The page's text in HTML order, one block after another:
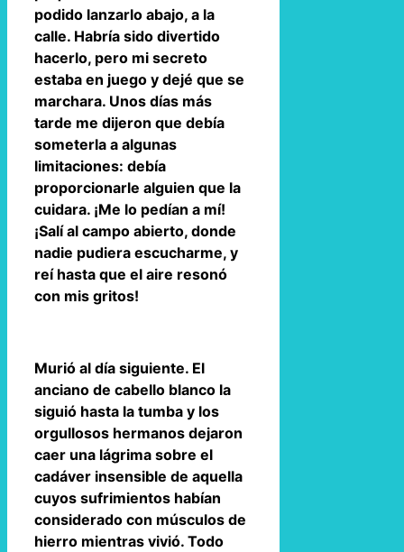
podido lanzarlo abajo, a la
calle. Habría sido divertido
hacerlo, pero mi secreto
estaba en juego y dejé que se
marchara. Unos días más
tarde me dijeron que debía
someterla a algunas
limitaciones: debía
proporcionarle alguien que la
cuidara. ¡Me lo pedían a mí!
¡Salí al campo abierto, donde
nadie pudiera escucharme, y
reí hasta que el aire resonó
con mis gritos!
Murió al día siguiente. El
anciano de cabello blanco la
siguió hasta la tumba y los
orgullosos hermanos dejaron
caer una lágrima sobre el
cadáver insensible de aquella
cuyos sufrimientos habían
considerado con músculos de
hierro mientras vivió. Todo